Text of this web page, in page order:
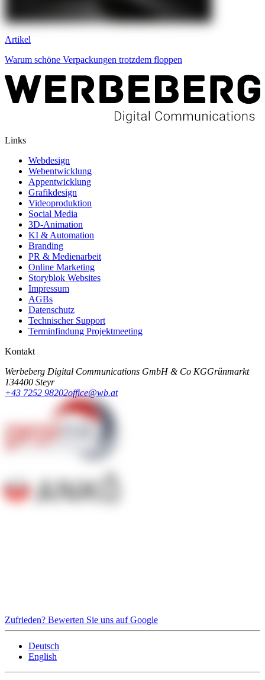
Artikel
Warum schöne Verpackungen trotzdem floppen
Links
Webdesign
Webentwicklung
Appentwicklung
Grafikdesign
Videoproduktion
Social Media
3D-Animation
KI & Automation
Branding
PR & Medienarbeit
Online Marketing
Storyblok Websites
Impressum
AGBs
Datenschutz
Technischer Support
Terminfindung Projektmeeting
Kontakt
Werbeberg Digital Communications GmbH & Co KGGrünmarkt
134400 Steyr
+43 7252 98202office@wb.at
Zufrieden? Bewerten Sie uns auf Google
Deutsch
English